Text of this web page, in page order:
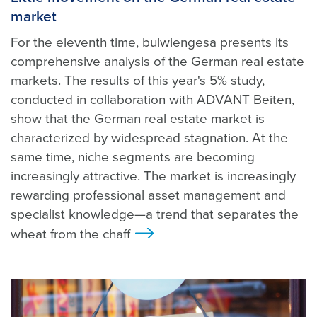
market
For the eleventh time, bulwiengesa presents its
comprehensive analysis of the German real estate
markets. The results of this year's 5% study,
conducted in collaboration with ADVANT Beiten,
show that the German real estate market is
characterized by widespread stagnation. At the
same time, niche segments are becoming
increasingly attractive. The market is increasingly
rewarding professional asset management and
specialist knowledge—a trend that separates the
wheat from the chaff